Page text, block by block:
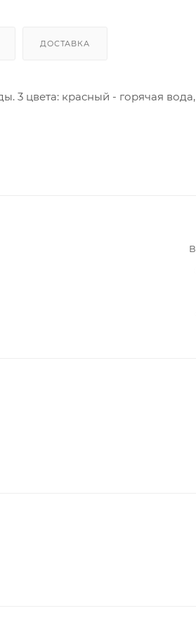
ДОСТАВКА
3 цвета: красный - горячая